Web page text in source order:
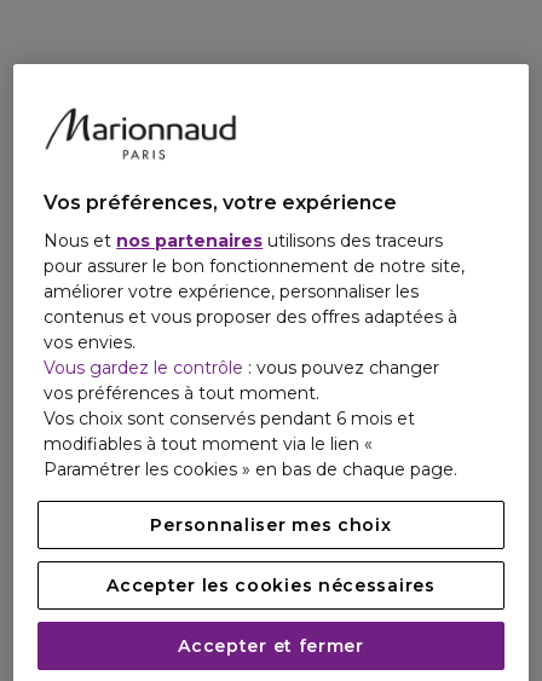
l'éclat et la blancheur des dents.
Sans alcool : pour respecter l'équilibre de la flore buccale au
quotidien
Vos préférences, votre expérience
Nous et nos partenaires utilisons des traceurs
pour assurer le bon fonctionnement de notre site,
améliorer votre expérience, personnaliser les
contenus et vous proposer des offres adaptées à
vos envies.
Vous gardez le contrôle : vous pouvez changer
vos préférences à tout moment.
Vos choix sont conservés pendant 6 mois et
modifiables à tout moment via le lien «
Paramétrer les cookies » en bas de chaque page.
Personnaliser mes choix
Accepter les cookies nécessaires
Accepter et fermer